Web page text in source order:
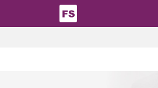
Pasar al contenido principal